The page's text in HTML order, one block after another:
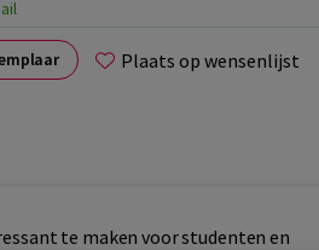
Plaats op wensenlijst
te maken voor studenten en